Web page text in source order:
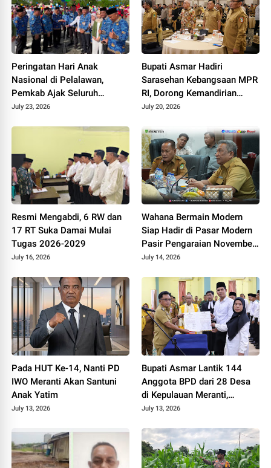
Peringatan Hari Anak
Nasional di Pelalawan,
Pemkab Ajak Seluruh
Elemen Wujudkan Generasi
July 23, 2026
Bupati Asmar Hadiri
Sarasehan Kebangsaan MPR
RI, Dorong Kemandirian
Fiskal Daerah
July 20, 2026
Resmi Mengabdi, 6 RW dan
17 RT Suka Damai Mulai
Tugas 2026-2029
July 16, 2026
Wahana Bermain Modern
Siap Hadir di Pasar Modern
Pasir Pengaraian November
2026
July 14, 2026
Pada HUT Ke-14, Nanti PD
IWO Meranti Akan Santuni
Anak Yatim
July 13, 2026
Bupati Asmar Lantik 144
Anggota BPD dari 28 Desa
di Kepulauan Meranti,
Tekankan Integritas dan
July 13, 2026